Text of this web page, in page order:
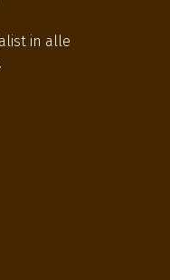
in alle